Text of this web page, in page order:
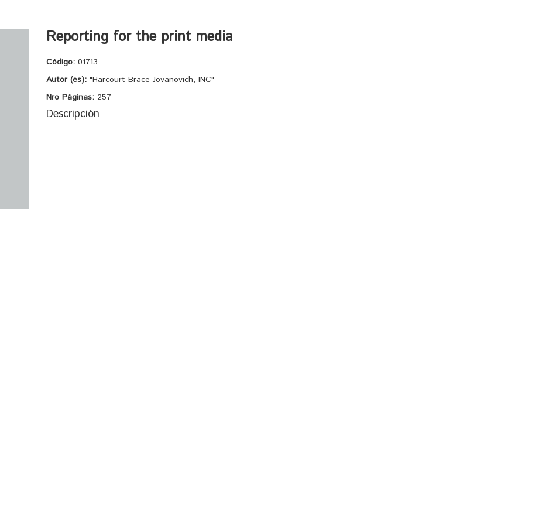
Reporting for the print media
Código: 01713
Autor (es): "Harcourt Brace Jovanovich, INC"
Nro Páginas: 257
Descripción